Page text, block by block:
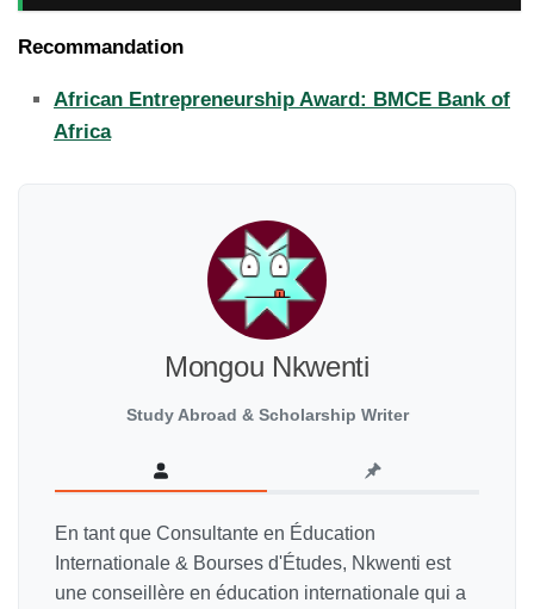
Recommandation
African Entrepreneurship Award: BMCE Bank of
Africa
Mongou Nkwenti
Study Abroad & Scholarship Writer
En tant que Consultante en Éducation
Internationale & Bourses d'Études, Nkwenti est
une conseillère en éducation internationale qui a